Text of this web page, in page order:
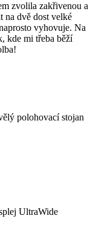
zvolila zakřivenou a
na dvě dost velké
vyhovuje. Na
kde mi třeba běží
polohovací stojan
UltraWide